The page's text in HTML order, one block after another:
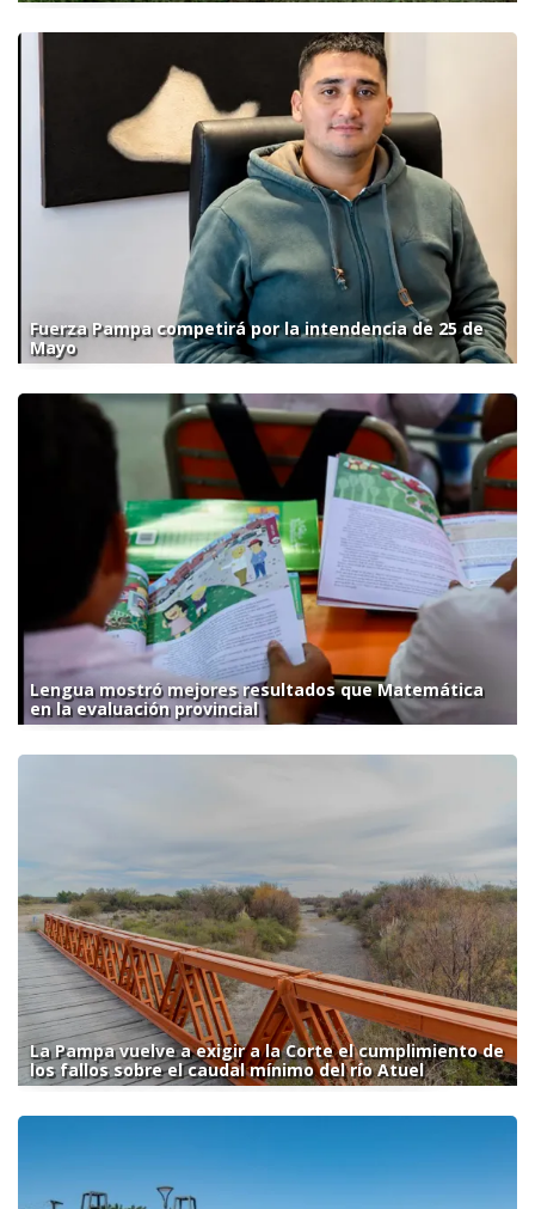
Fuerza Pampa competirá por la intendencia de 25 de
Mayo
Lengua mostró mejores resultados que Matemática
en la evaluación provincial
La Pampa vuelve a exigir a la Corte el cumplimiento de
los fallos sobre el caudal mínimo del río Atuel